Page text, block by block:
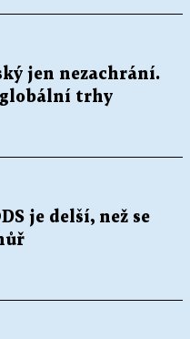
jen nezachrání.
trhy
je delší, než se